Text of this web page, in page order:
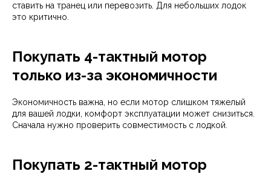
ставить на транец или перевозить. Для небольших лодок
это критично.
Покупать 4-тактный мотор
только из-за экономичности
Экономичность важна, но если мотор слишком тяжелый
для вашей лодки, комфорт эксплуатации может снизиться.
Сначала нужно проверить совместимость с лодкой.
Покупать 2-тактный мотор